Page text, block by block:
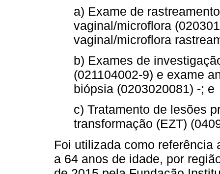
a) Exame de
vaginal/microflora
vaginal/microflora
b) Exames de
(021104002-9) e exame
biópsia (0203020081) -; e
c) Tratamento de lesões
transformação (EZT)
Foi utilizada como referência
a 64 anos de idade, por